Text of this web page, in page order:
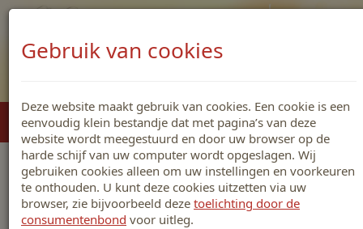
Wat is Shantala babymassage?
Gebruik van cookies
Deze website maakt gebruik van cookies. Een cookie is een
eenvoudig klein bestandje dat met pagina’s van deze
website wordt meegestuurd en door uw browser op de
harde schijf van uw computer wordt opgeslagen. Wij
gebruiken cookies alleen om uw instellingen en voorkeuren
te onthouden. U kunt deze cookies uitzetten via uw
browser, zie bijvoorbeeld deze toelichting door de
consumentenbond voor uitleg.